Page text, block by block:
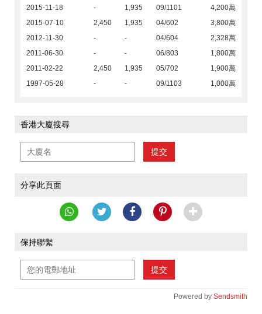
2015-11-18 - 1,935 09/1101
4,200萬
2015-07-10
2,450 1,935 04/602
3,800萬
2012-11-30
- - 04/604
2,328萬
2011-06-30
- - 06/803
1,800萬
2011-02-22
2,450 1,935 05/702
1,900萬
1997-05-28
- - 09/1103 1,000萬
香港大廈搜尋
提交
分享此頁面
保持聯繫
提交
Powered by Sendsmith